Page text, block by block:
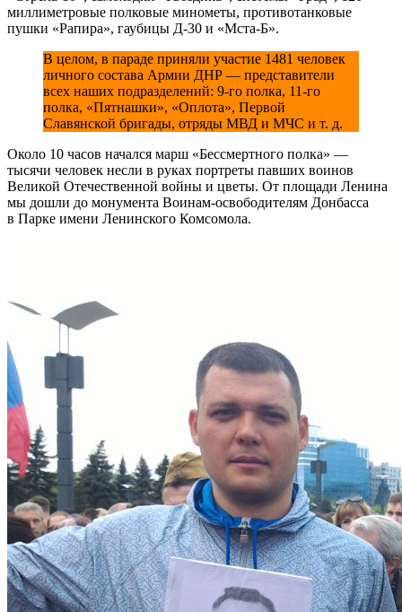
миллиметровые полковые минометы, противотанковые
пушки «Рапира», гаубицы Д-30 и «Мста-Б».
В целом, в параде приняли участие 1481 человек
личного состава Армии ДНР — представители
всех наших подразделений: 9-го полка, 11-го
полка, «Пятнашки», «Оплота», Первой
Славянской бригады, отряды МВД и МЧС и т. д.
Около 10 часов начался марш «Бессмертного полка» —
тысячи человек несли в руках портреты павших воинов
Великой Отечественной войны и цветы. От площади Ленина
мы дошли до монумента Воинам-освободителям Донбасса
в Парке имени Ленинского Комсомола.